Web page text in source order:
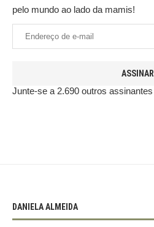
pelo mundo ao lado da mamis!
ASSINAR
Junte-se a 2.690 outros assinantes
DANIELA ALMEIDA